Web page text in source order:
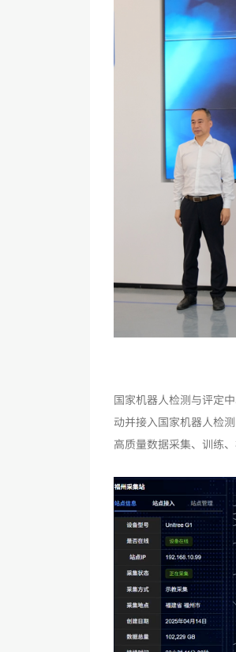
国家机器人检测与评定
动并接入国家机器人检
高质量数据采集、训练